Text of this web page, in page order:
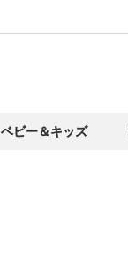
ベビー＆キッズ